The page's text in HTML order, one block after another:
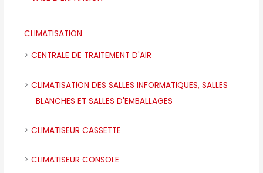
CLIMATISATION
CENTRALE DE TRAITEMENT D'AIR
CLIMATISATION DES SALLES INFORMATIQUES, SALLES
BLANCHES ET SALLES D'EMBALLAGES
CLIMATISEUR CASSETTE
CLIMATISEUR CONSOLE